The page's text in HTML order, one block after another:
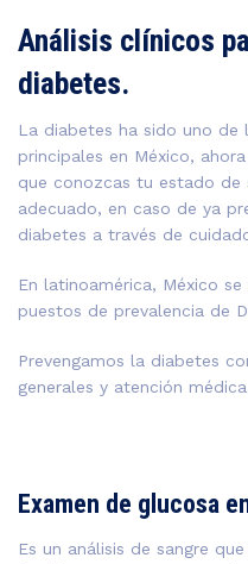
Análisis clínicos
diabetes.
La diabetes ha sido uno de
principales en México,
que conozcas tu estado
adecuado, en caso de ya
diabetes a través de
En latinoamérica, México
puestos de prevalencia de
Prevengamos la diabetes
generales y atención
Examen de glucosa
Es un análisis de sangre que